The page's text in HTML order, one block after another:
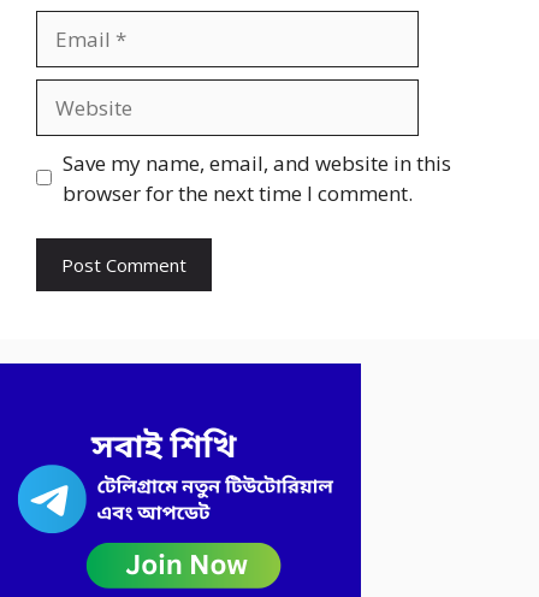
Save my name, email, and website in this
browser for the next time I comment.